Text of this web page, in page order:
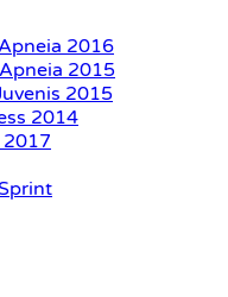
2016
2015
2015
2014
2017